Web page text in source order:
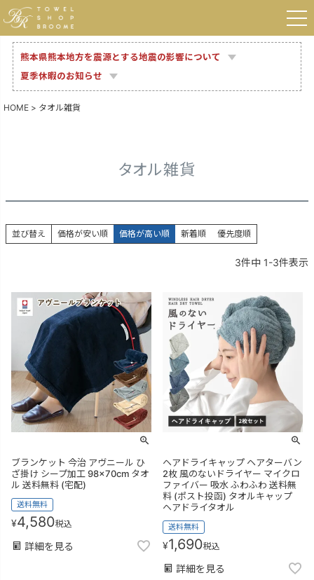
熊本県熊本地方を震源とする地震の影響について
夏季休暇のお知らせ
HOME タオル雑貨
タオル雑貨
並び替え 価格が安い順 価格が高い順 新着順 優先度順
3件中 1-3件表示
ブランケット 今治 アヴニール ひ
ざ掛け シープ加工 98×70cm タオ
ル 送料無料 (宅配)
送料無料
¥4,580税込
詳細を見る
ヘアドライキャップ ヘアターバン
2枚 風のないドライヤー マイクロ
ファイバー 吸水 ふわふわ 送料無
料 (ポスト投函) タオルキャップ
ヘアドライタオル
送料無料
¥1,690税込
詳細を見る